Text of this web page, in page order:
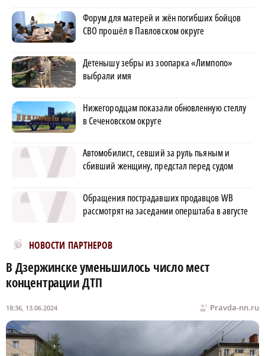
Форум для матерей и жён погибших бойцов
СВО прошёл в Павловском округе
Детенышу зебры из зоопарка «Лимпопо»
выбрали имя
Нижегородцам показали обновленную стеллу
в Сеченовском округе
Автомобилист, севший за руль пьяным и
сбивший женщину, предстал перед судом
Обращения пострадавших продавцов WB
рассмотрят на заседании оперштаба в августе
НОВОСТИ ПАРТНЕРОВ
Новости МирТесен
В Дзержинске уменьшилось число мест
концентрации ДТП
Pravda-nn.ru
18:36, 13.06.2024